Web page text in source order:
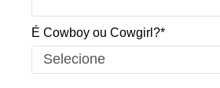
É Cowboy ou Cowgirl?*